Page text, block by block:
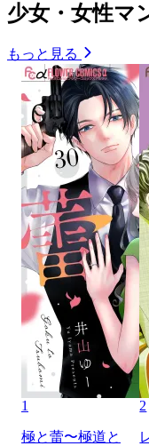
少女・女性マ
もっと見る
1
極と蕾〜極道と
2